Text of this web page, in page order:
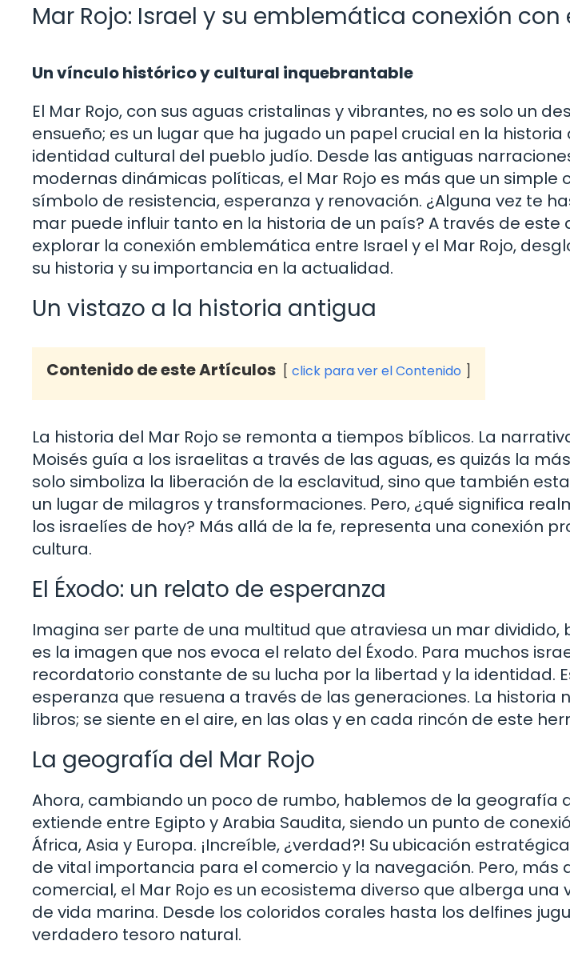
Mar Rojo: Israel y su emblemática conexión
Un vínculo histórico y cultural inquebrantable
El Mar Rojo, con sus aguas cristalinas y vibrantes, no es solo un
ensueño; es un lugar que ha jugado un papel crucial en la historia
identidad cultural del pueblo judío. Desde las antiguas
modernas dinámicas políticas, el Mar Rojo es más que un simple
símbolo de resistencia, esperanza y renovación. ¿Alguna vez te
mar puede influir tanto en la historia de un país? A través de este
explorar la conexión emblemática entre Israel y el Mar Rojo,
su historia y su importancia en la actualidad.
Un vistazo a la historia antigua
Contenido de este Artículos click para ver el Contenido
La historia del Mar Rojo se remonta a tiempos bíblicos. La
Moisés guía a los israelitas a través de las aguas, es quizás la
solo simboliza la liberación de la esclavitud, sino que también
un lugar de milagros y transformaciones. Pero, ¿qué significa
los israelíes de hoy? Más allá de la fe, representa una conexión
cultura.
El Éxodo: un relato de esperanza
Imagina ser parte de una multitud que atraviesa un mar dividido,
es la imagen que nos evoca el relato del Éxodo. Para muchos
recordatorio constante de su lucha por la libertad y la identidad.
esperanza que resuena a través de las generaciones. La historia
libros; se siente en el aire, en las olas y en cada rincón de este
La geografía del Mar Rojo
Ahora, cambiando un poco de rumbo, hablemos de la geografía
extiende entre Egipto y Arabia Saudita, siendo un punto de
África, Asia y Europa. ¡Increíble, ¿verdad?! Su ubicación
de vital importancia para el comercio y la navegación. Pero, más
comercial, el Mar Rojo es un ecosistema diverso que alberga
de vida marina. Desde los coloridos corales hasta los delfines
verdadero tesoro natural.